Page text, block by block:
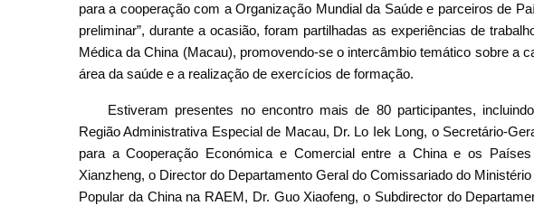
para a cooperação com a Organização Mundial da Saúde e parceiros de
preliminar”, durante a ocasião, foram partilhadas as experiências de
Médica da China (Macau), promovendo-se o intercâmbio temático sobre a
área da saúde e a realização de exercícios de formação.
Estiveram presentes no encontro mais de 80 participantes,
Região Administrativa Especial de Macau, Dr. Lo Iek Long, o Secretário-
para a Cooperação Económica e Comercial entre a China e os
Xianzheng, o Director do Departamento Geral do Comissariado do
Popular da China na RAEM, Dr. Guo Xiaofeng, o Subdirector do